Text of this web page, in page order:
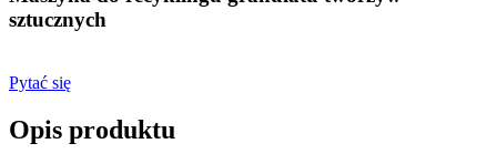
sztucznych
Pytać się
Opis produktu